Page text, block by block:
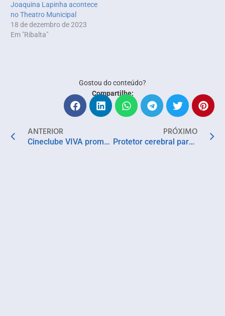
Joaquina Lapinha acontece
no Theatro Municipal
18 de dezembro de 2023
Em "Ribalta"
Gostou do conteúdo?
Compartilhe:
ANTERIOR
Cineclube VIVA promove exibição de filmes, palestras e apresentações artísticas no Tororó, em Salvador
PRÓXIMO
Protetor cerebral para tratamento de AVC e Alzheimer é desenvolvido no Brasil